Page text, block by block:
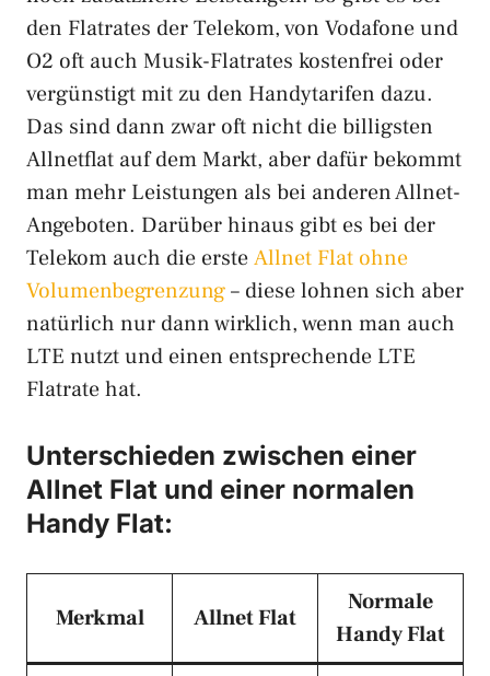
den Flatrates der Telekom, von Vodafone und
O2 oft auch Musik-Flatrates kostenfrei oder
vergünstigt mit zu den Handytarifen dazu.
Das sind dann zwar oft nicht die billigsten
Allnetflat auf dem Markt, aber dafür bekommt
man mehr Leistungen als bei anderen Allnet-
Angeboten. Darüber hinaus gibt es bei der
Telekom auch die ersteAllnet Flat ohne
Volumenbegrenzung– diese lohnen sich aber
natürlich nur dann wirklich, wenn man auch
LTE nutzt und einen entsprechende LTE
Flatrate hat.
Unterschieden zwischen einer
Allnet Flat und einer normalen
Handy Flat:
Merkmal Allnet Flat
Normale
Handy Flat